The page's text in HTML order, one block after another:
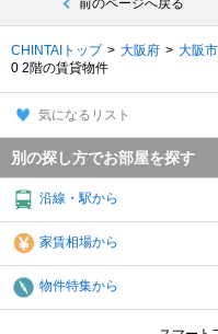
前のページへ戻る
CHINTAIトップ 大阪府 大阪市
0 2階の賃貸物件
気になるリスト
別の探し方でお部屋を探す
沿線・駅から
家賃相場から
物件特集から